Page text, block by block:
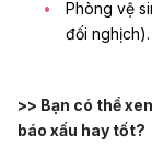
Phòng vệ
đối nghịch).
>> Bạn có thể
báo xấu hay tốt?